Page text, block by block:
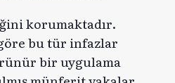
korumaktadır.
bu tür infazlar
bir uygulama